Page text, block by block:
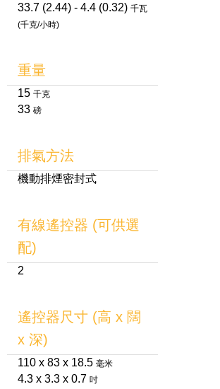
33.7 (2.44) - 4.4 (0.32) 千瓦
(千克/小時)
重量
15 千克
33 磅
排氣方法
機動排煙密封式
有線遙控器 (可供選
配)
2
遙控器尺寸 (高 x 闊
x 深)
110 x 83 x 18.5 毫米
4.3 x 3.3 x 0.7 吋